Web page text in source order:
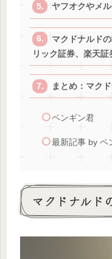
ヤフオクやメ
マクドナルド
リック証券、楽天
まとめ：マク
ペンギン君
最新記事 by ペ
マクドナルド